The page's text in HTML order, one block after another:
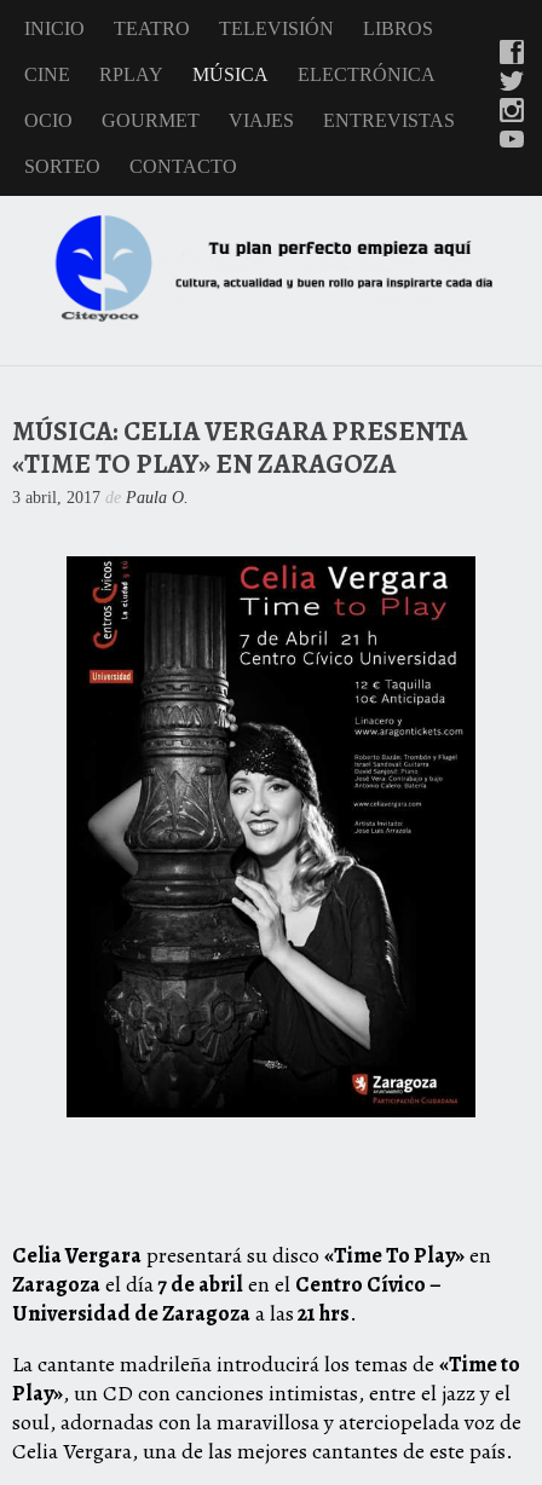
INICIO TEATRO TELEVISIÓN LIBROS
CINE RPLAY MÚSICA ELECTRÓNICA
OCIO GOURMET VIAJES ENTREVISTAS
SORTEO CONTACTO
MÚSICA: CELIA VERGARA PRESENTA
«TIME TO PLAY» EN ZARAGOZA
3 abril, 2017 de Paula O.
Celia Vergarapresentará su disco «Time To Play»en
Zaragozael día7 de abrilen el Centro Cívico –
Universidad de Zaragozaa las21 hrs.
La cantante madrileña introducirá los temas de «Time to
Play», un CD con canciones intimistas, entre el jazz y el
soul, adornadas con la maravillosa y aterciopelada voz de
Celia Vergara, una de las mejores cantantes de este país.